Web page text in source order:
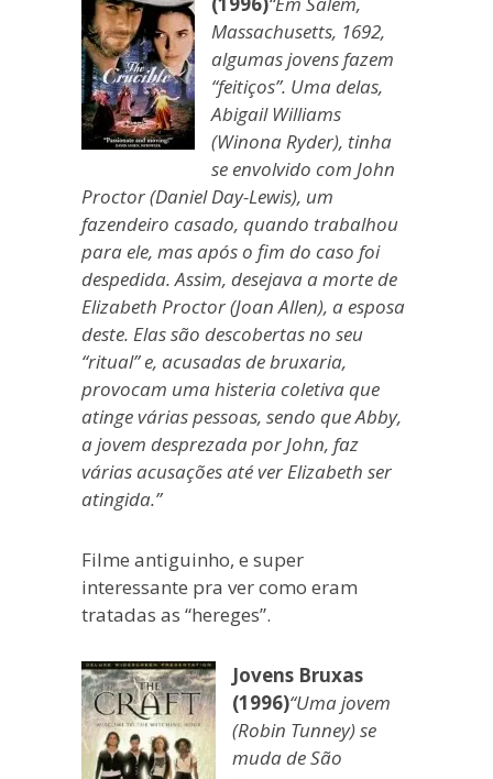
Massachusetts, 1692,
algumas jovens fazem
“feitiços”. Uma delas,
Abigail Williams
(Winona Ryder), tinha
se envolvido com John
Proctor (Daniel Day-Lewis), um
fazendeiro casado, quando trabalhou
para ele, mas após o fim do caso foi
despedida. Assim, desejava a morte de
Elizabeth Proctor (Joan Allen), a esposa
deste. Elas são descobertas no seu
“ritual” e, acusadas de bruxaria,
provocam uma histeria coletiva que
atinge várias pessoas, sendo que Abby,
a jovem desprezada por John, faz
várias acusações até ver Elizabeth ser
atingida.”
Filme antiguinho, e super
interessante pra ver como eram
tratadas as “hereges”.
Jovens Bruxas
(1996)“Uma jovem
(Robin Tunney) se
muda de São